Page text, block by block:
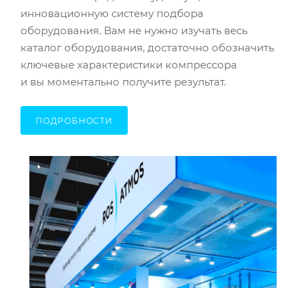
инновационную систему подбора
оборудования. Вам не нужно изучать весь
каталог оборудования, достаточно обозначить
ключевые характеристики компрессора
и вы моментально получите результат.
ПОДРОБНОСТИ